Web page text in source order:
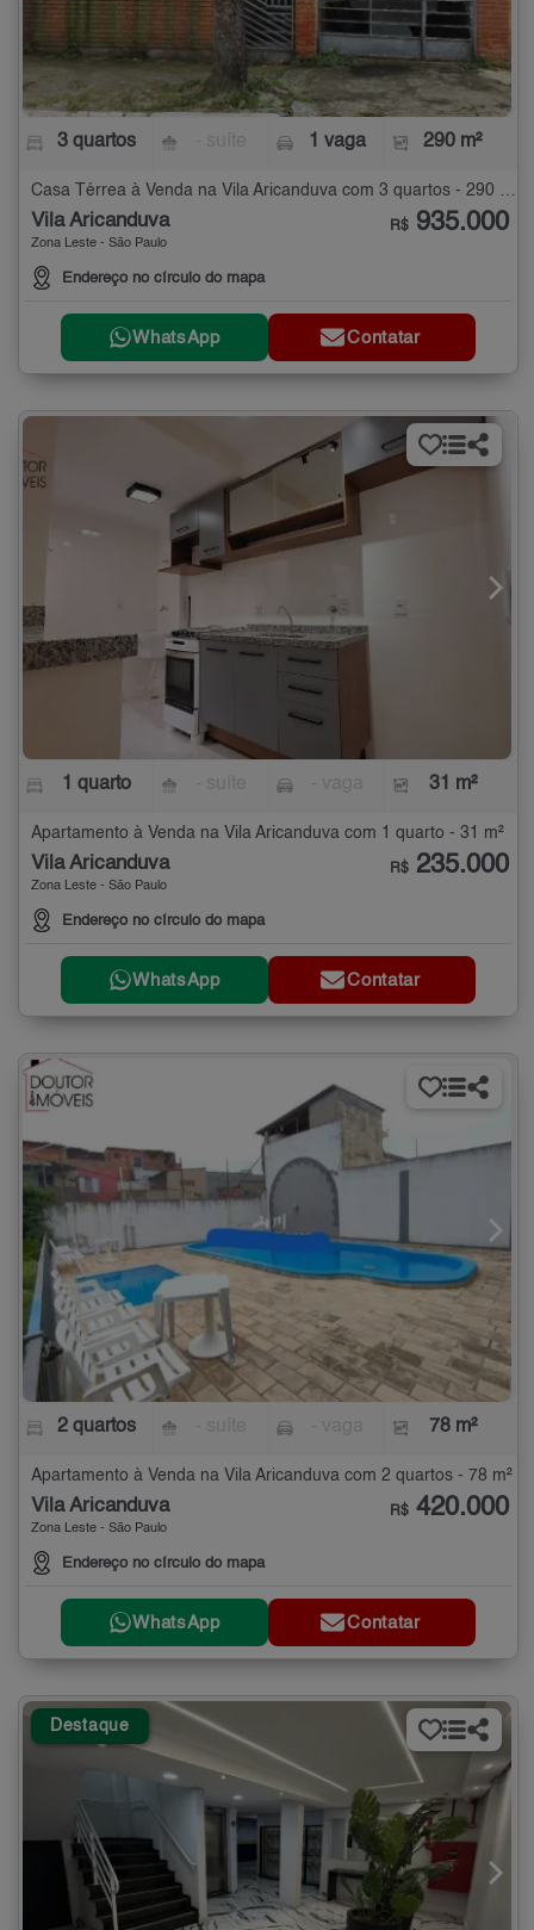
3 quartos 1 vaga 290 m²
Vila Aricanduva
Zona Leste - São Paulo
Endereço no círculo do mapa
R$ 935.000
WhatsApp Contatar
1 quarto 31 m²
Apartamento à Venda na Vila Aricanduva com 1 quarto - 31 m²
Vila Aricanduva
Zona Leste - São Paulo
Endereço no círculo do mapa
R$ 235.000
WhatsApp Contatar
2 quartos 78 m²
Apartamento à Venda na Vila Aricanduva com 2 quartos - 78 m²
Vila Aricanduva
Zona Leste - São Paulo
Endereço no círculo do mapa
R$ 420.000
WhatsApp Contatar
Destaque